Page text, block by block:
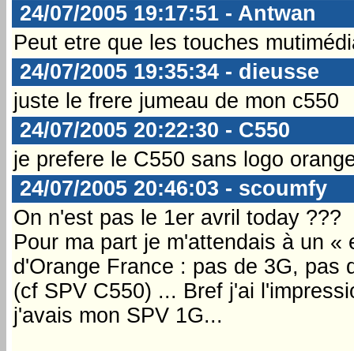
24/07/2005 19:17:51 - Antwan
Peut etre que les touches
24/07/2005 19:35:34 - dieusse
juste le frere jumeau de mon c550
24/07/2005 20:22:30 - C550
je prefere le C550 sans logo
24/07/2005 20:46:03 - scoumfy
On n'est pas le 1er avril today ???
Pour ma part je m'attendais à un
d'Orange France : pas de 3G, pas
(cf SPV C550) ... Bref j'ai
j'avais mon SPV 1G...